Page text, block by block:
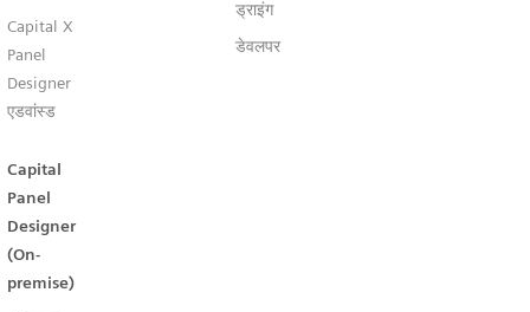
Capital X
Panel
Designer
एडवांस्ड
Capital
Panel
Designer
(On-
premise)
ड्राइंग
डेवलपर